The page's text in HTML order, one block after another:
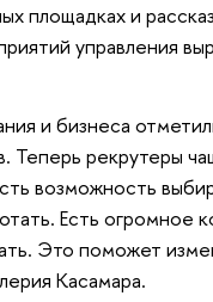
площадках и
управления
и бизнеса
Теперь рекрутеры
возможность
Есть огромное
Это поможет
Касамара.